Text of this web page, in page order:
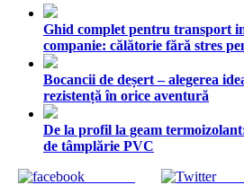
Ghid complet pentru transport
companie: călătorie fără stres
Bocancii de deșert – alegerea
rezistență în orice aventură
De la profil la geam
de tâmplărie PVC
Tweet